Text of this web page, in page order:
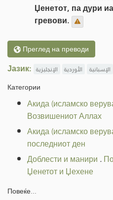
Џенетот, па дури
гревови.
Преглед на преводи
Јазик: الإنجليزية الأوردية الإسبانية
Категории
Акида (исламско
Возвишениот Аллах
Акида (исламско
последниот ден
Доблести и манири .
Џенетот и Џехене
Повеќе...